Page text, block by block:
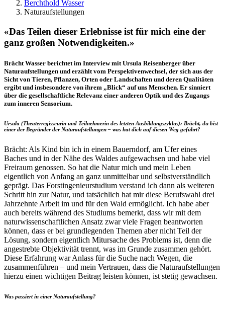
Berchthold Wasser
Naturaufstellungen
«Das Teilen dieser Erlebnisse ist für mich eine der
ganz großen Notwendigkeiten.»
Brächt Wasser berichtet im Interview mit Ursula Reisenberger über
Naturaufstellungen und erzählt vom Perspektivenwechsel, der sich aus der
Sicht von Tieren, Pflanzen, Orten oder Landschaften und deren Qualitäten
ergibt und insbesondere von ihrem „Blick“ auf uns Menschen. Er sinniert
über die gesellschaftliche Relevanz einer anderen Optik und des Zugangs
zum inneren Sensorium.
Ursula (Theaterregisseurin und Teilnehmerin des letzten Ausbildungszyklus): Brächt, du bist
einer der Begründer der Naturaufstellungen – was hat dich auf diesen Weg geführt?
Brächt: Als Kind bin ich in einem Bauerndorf, am Ufer eines
Baches und in der Nähe des Waldes aufgewachsen und habe viel
Freiraum genossen. So hat die Natur mich und mein Leben
eigentlich von Anfang an ganz unmittelbar und selbstverständlich
geprägt. Das Forstingenieurstudium verstand ich dann als weiteren
Schritt hin zur Natur, und tatsächlich hat mir diese Berufswahl drei
Jahrzehnte Arbeit im und für den Wald ermöglicht. Ich habe aber
auch bereits während des Studiums bemerkt, dass wir mit dem
naturwissenschaftlichen Ansatz zwar viele Fragen beantworten
können, dass er bei grundlegenden Themen aber nicht Teil der
Lösung, sondern eigentlich Mitursache des Problems ist, denn die
angestrebte Objektivität trennt, was im Grunde zusammen gehört.
Diese Erfahrung war Anlass für die Suche nach Wegen, die
zusammenführen – und mein Vertrauen, dass die Naturaufstellungen
hierzu einen wichtigen Beitrag leisten können, ist stetig gewachsen.
Was passiert in einer Naturaufstellung?